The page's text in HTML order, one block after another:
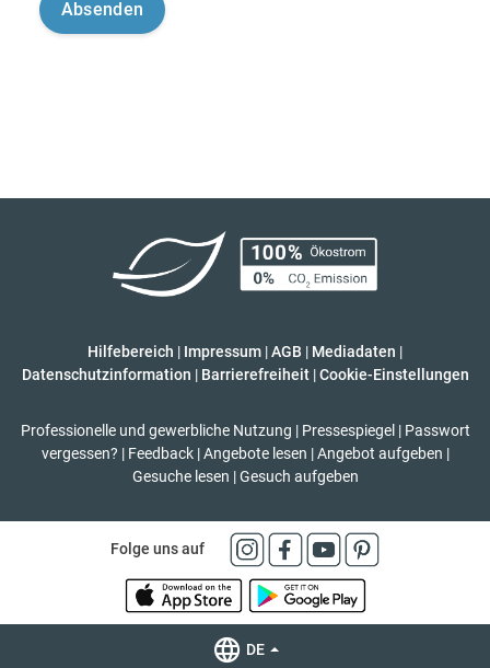
Hilfebereich | Impressum |AGB | Mediadaten |
Datenschutzinformation | Barrierefreiheit | Cookie-Einstellungen
Professionelle und gewerbliche Nutzung | Pressespiegel | Passwort
vergessen? | Feedback | Angebote lesen | Angebot aufgeben |
Gesuche lesen | Gesuch aufgeben
Folge uns auf
DE